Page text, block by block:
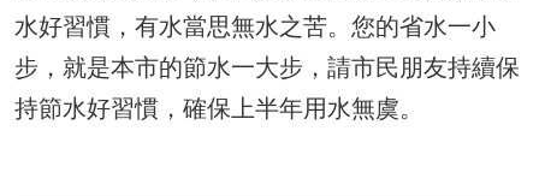
水好習慣，有水當思無水之苦。您的省水一小
步，就是本市的節水一大步，請市民朋友持續保
持節水好習慣，確保上半年用水無虞。